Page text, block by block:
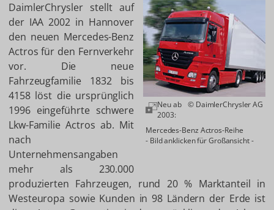
Neu ab
2003:
© DaimlerChrysler AG
Mercedes-Benz Actros-Reihe
- Bild anklicken für Großansicht -
DaimlerChrysler stellt auf
der IAA 2002 in Hannover
den neuen Mercedes-Benz
Actros für den Fernverkehr
vor. Die neue
Fahrzeugfamilie 1832 bis
4158 löst die ursprünglich
1996 eingeführte schwere
Lkw-Familie Actros ab. Mit
nach
Unternehmensangaben
mehr als 230.000
produzierten Fahrzeugen, rund 20 % Marktanteil in
Westeuropa sowie Kunden in 98 Ländern der Erde ist